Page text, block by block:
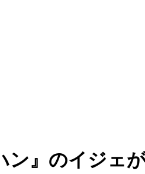
』のイジェ